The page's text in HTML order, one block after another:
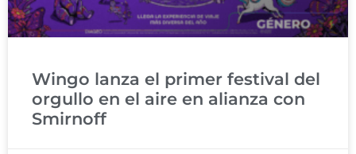
Wingo lanza el primer festival del
orgullo en el aire en alianza con
Smirnoff